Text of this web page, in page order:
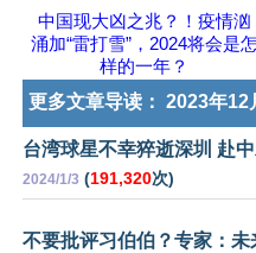
中国现大凶之兆？！疫情汹
涌加“雷打雪”，2024将会是怎
样的一年？
更多文章导读： 2023年12
台湾球星不幸猝逝深圳 赴
2024/1/3 (191,320次)
不要批评习伯伯？专家：